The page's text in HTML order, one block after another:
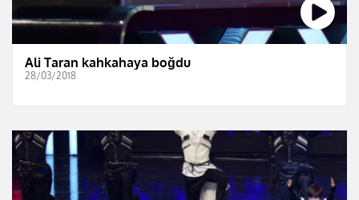
Ali Taran kahkahaya boğdu
28/03/2018